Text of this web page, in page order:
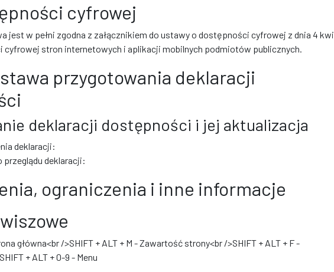
cyfrowej
jest w pełni zgodna z załącznikiem do ustawy o dostępności cyfrowej z dnia 4
cyfrowej stron internetowych i aplikacji mobilnych podmiotów publicznych.
przygotowania deklaracji
deklaracji dostępności i jej aktualizacja
deklaracji:
deklaracji:
ograniczenia i inne informacje
główna<br />SHIFT + ALT + M - Zawartość strony<br />SHIFT + ALT + F -
+ ALT + 0-9 - Menu